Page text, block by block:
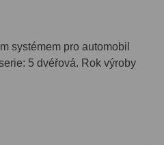
systémem pro automobil
5 dvéřová. Rok výroby